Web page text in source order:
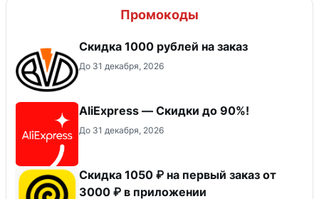
Промокоды
Скидка 1000 рублей на заказ
До 31 декабря, 2026
AliExpress — Скидки до 90%!
До 31 декабря, 2026
Скидка 1050 ₽ на первый заказ от
3000 ₽ в приложении